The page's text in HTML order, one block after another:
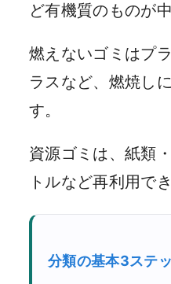
ど有機質のものが
燃えないゴミはプ
ラスなど、燃焼し
す。
資源ゴミは、紙類
トルなど再利用で
分類の基本3ステ